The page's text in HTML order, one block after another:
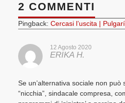
2 COMMENTI
Pingback:Cercasi l’uscita |
12 Agosto 2020
ERIKA H.
Se un’alternativa sociale non può
“nicchia”, sindacale compresa,